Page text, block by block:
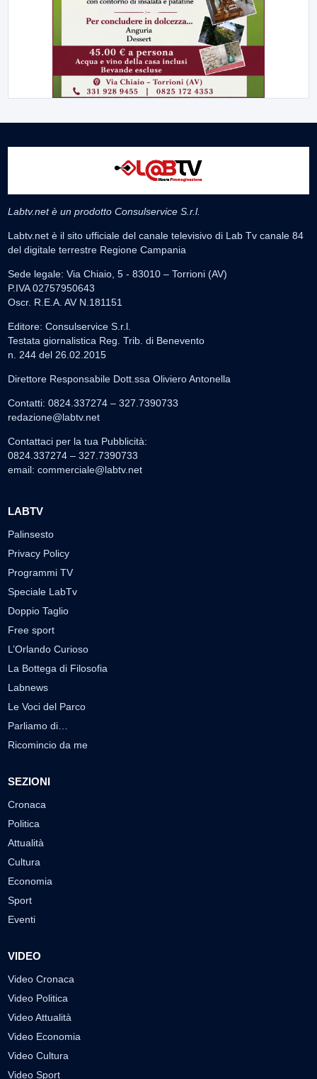
Labtv.net è un prodotto Consulservice S.r.l.
Labtv.net è il sito ufficiale del canale televisivo di Lab Tv canale 84
del digitale terrestre Regione Campania
Sede legale: Via Chiaio, 5 - 83010 – Torrioni (AV)
P.IVA 02757950643
Oscr. R.E.A. AV N.181151
Editore: Consulservice S.r.l.
Testata giornalistica Reg. Trib. di Benevento
n. 244 del 26.02.2015
Direttore Responsabile Dott.ssa Oliviero Antonella
Contatti: 0824.337274 – 327.7390733
redazione@labtv.net
Contattaci per la tua Pubblicità:
0824.337274 – 327.7390733
email: commerciale@labtv.net
LABTV
Palinsesto
Privacy Policy
Programmi TV
Speciale LabTv
Doppio Taglio
Free sport
L’Orlando Curioso
La Bottega di Filosofia
Labnews
Le Voci del Parco
Parliamo di…
Ricomincio da me
SEZIONI
Cronaca
Politica
Attualità
Cultura
Economia
Sport
Eventi
VIDEO
Video Cronaca
Video Politica
Video Attualità
Video Economia
Video Cultura
Video Sport